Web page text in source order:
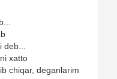
deb...
xatto
chiqar, deganlarim